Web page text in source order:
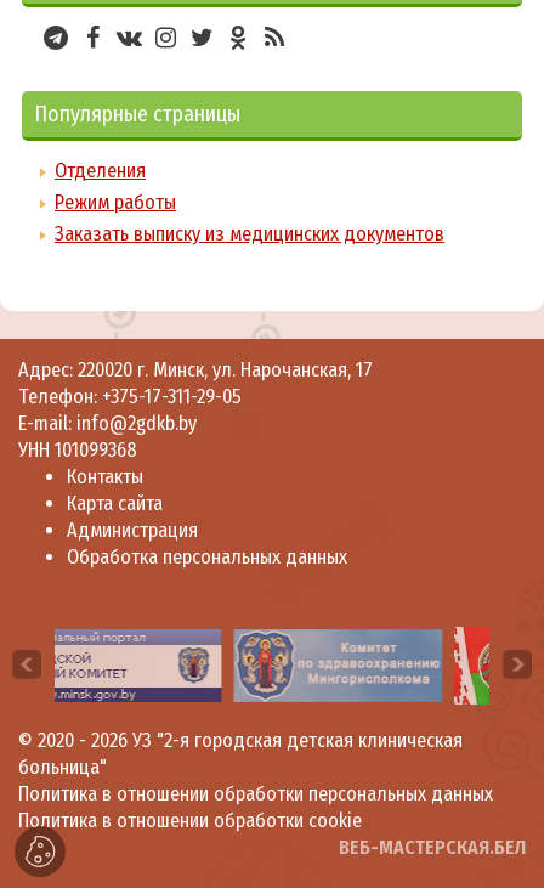
Популярные страницы
Отделения
Режим работы
Заказать выписку из медицинских документов
Адрес: 220020 г. Минск, ул. Нарочанская, 17
Телефон: +375-17-311-29-05
E-mail: info@2gdkb.by
УНН 101099368
Контакты
Карта сайта
Администрация
Обработка персональных данных
© 2020 - 2026 УЗ "2-я городская детская клиническая
больница"
Политика в отношении обработки персональных данных
Политика в отношении обработки cookie
ВЕБ-МАСТЕРСКАЯ.БЕЛ